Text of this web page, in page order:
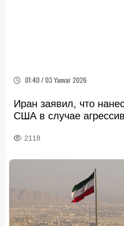
01:40 / 03 Yanvar 2026
Иран заявил, что
США в случае
2118